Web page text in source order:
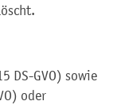
DS-GVO) sowie
oder